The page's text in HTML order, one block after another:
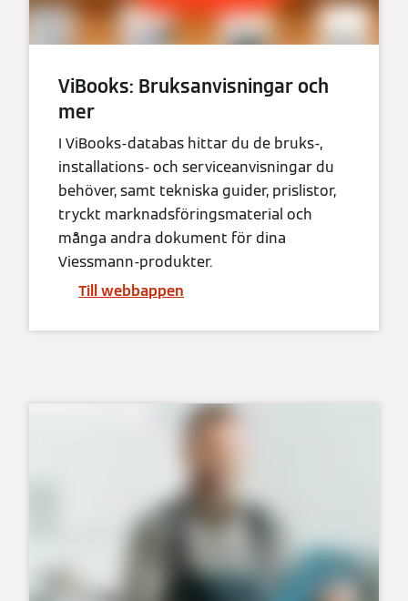
ViBooks: Bruksanvisningar och
mer
I ViBooks-databas hittar du de bruks-,
installations- och serviceanvisningar du
behöver, samt tekniska guider, prislistor,
tryckt marknadsföringsmaterial och
många andra dokument för dina
Viessmann-produkter.
Till webbappen